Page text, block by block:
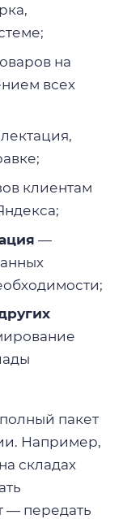
на
всех
клиентам
—
пакет
Например,
складах
— передать